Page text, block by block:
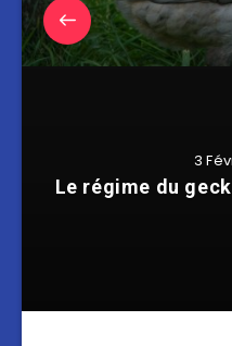
3
Le régime du